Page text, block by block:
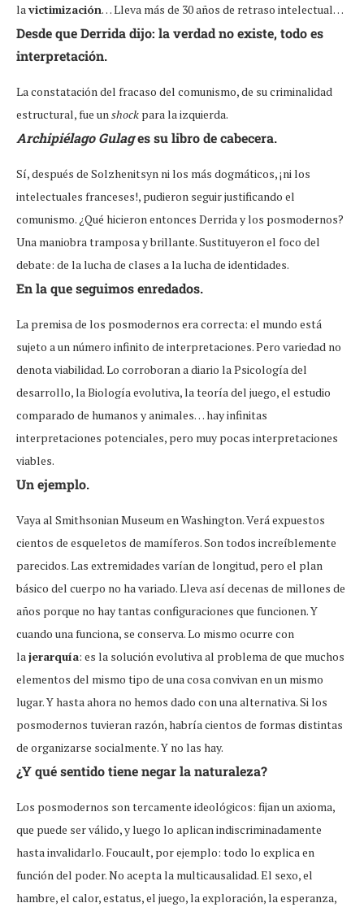
la victimización… Lleva más de 30 años de retraso intelectual…
Desde que Derrida dijo: la verdad no existe, todo es
interpretación.
La constatación del fracaso del comunismo, de su criminalidad
estructural, fue un shock para la izquierda.
Archipiélago Gulages su libro de cabecera.
Sí, después de Solzhenitsyn ni los más dogmáticos, ¡ni los
intelectuales franceses!, pudieron seguir justificando el
comunismo. ¿Qué hicieron entonces Derrida y los posmodernos?
Una maniobra tramposa y brillante. Sustituyeron el foco del
debate: de la lucha de clases a la lucha de identidades.
En la que seguimos enredados.
La premisa de los posmodernos era correcta: el mundo está
sujeto a un número infinito de interpretaciones. Pero variedad no
denota viabilidad. Lo corroboran a diario la Psicología del
desarrollo, la Biología evolutiva, la teoría del juego, el estudio
comparado de humanos y animales… hay infinitas
interpretaciones potenciales, pero muy pocas interpretaciones
viables.
Un ejemplo.
Vaya al Smithsonian Museum en Washington. Verá expuestos
cientos de esqueletos de mamíferos. Son todos increíblemente
parecidos. Las extremidades varían de longitud, pero el plan
básico del cuerpo no ha variado. Lleva así decenas de millones de
años porque no hay tantas configuraciones que funcionen. Y
cuando una funciona, se conserva. Lo mismo ocurre con
la jerarquía: es la solución evolutiva al problema de que muchos
elementos del mismo tipo de una cosa convivan en un mismo
lugar. Y hasta ahora no hemos dado con una alternativa. Si los
posmodernos tuvieran razón, habría cientos de formas distintas
de organizarse socialmente. Y no las hay.
¿Y qué sentido tiene negar la naturaleza?
Los posmodernos son tercamente ideológicos: fijan un axioma,
que puede ser válido, y luego lo aplican indiscriminadamente
hasta invalidarlo. Foucault, por ejemplo: todo lo explica en
función del poder. No acepta la multicausalidad. El sexo, el
hambre, el calor, estatus, el juego, la exploración, la esperanza,